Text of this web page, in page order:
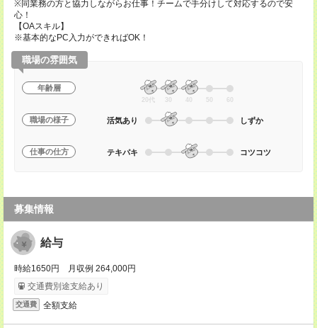
※同業務の方と協力しながらお仕事！チームで手分けして対応するので安
心！
【OAスキル】
※基本的なPC入力ができればOK！
職場の雰囲気
年齢層
20代 30 40 50 60
職場の様子 活気あり しずか
仕事の仕方 テキパキ コツコツ
募集情報
給与
時給1650円 月収例 264,000円
交通費別途支給あり
交通費 全額支給